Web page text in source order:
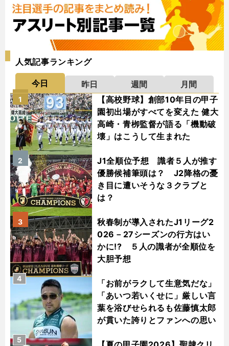
人気記事ランキング
今日 昨日 週間
月間
【高校野球】創部10年目の甲子
園初出場がすべてを変えた 健大
高崎・青栁監督が語る「機動破
壊」はこうして生まれた
1
J1全順位予想 識者５人が推す
優勝候補筆頭は？ J2降格の憂
き目に遭いそうな３クラブと
は？
2
秋春制が導入されたJ1リーグ2
026－27シーズンの行方はい
かに!? ５人の識者が全順位を
大胆予想
3
「お前がラクして生意気だな」
「あいつ若いくせに」厳しい言
葉を浴びせられるも佐藤慎太郎
が貫いた誇りとファンへの思い
4
5